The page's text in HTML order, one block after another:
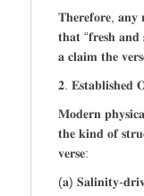
𝐓𝐡𝐞𝐫𝐞𝐟𝐨𝐫𝐞, 𝐚𝐧𝐲
𝐭𝐡𝐚𝐭 “𝐟𝐫𝐞𝐬𝐡 𝐚𝐧𝐝
𝐚 𝐜𝐥𝐚𝐢𝐦 𝐭𝐡𝐞
𝟐. 𝐄𝐬𝐭𝐚𝐛𝐥𝐢𝐬𝐡𝐞𝐝
𝐌𝐨𝐝𝐞𝐫𝐧
𝐭𝐡𝐞 𝐤𝐢𝐧𝐝 𝐨𝐟
𝐯𝐞𝐫𝐬𝐞:
(𝐚) 𝐒𝐚𝐥𝐢𝐧𝐢𝐭𝐲-